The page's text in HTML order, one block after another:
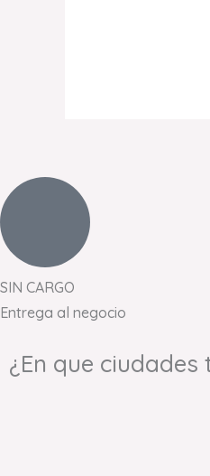
SIN CARGO
Entrega al negocio
¿En que